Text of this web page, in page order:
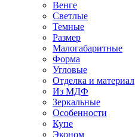
Венге
Светлые
Темные
Размер
Малогабаритные
Форма
Угловые
Отделка и материал
Из МДФ
Зеркальные
Особенности
Купе
Эконом